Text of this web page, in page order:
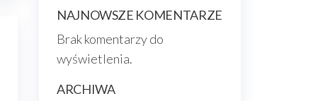
NAJNOWSZE KOMENTARZE
Brak komentarzy do
wyświetlenia.
ARCHIWA